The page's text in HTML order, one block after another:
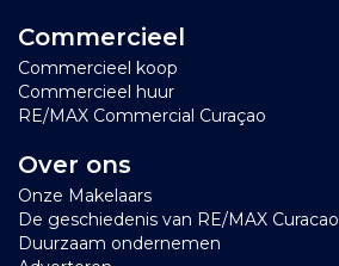
Commercieel
Commercieel koop
Commercieel huur
RE/MAX Commercial Curaçao
Over ons
Onze Makelaars
De geschiedenis van RE/MAX Curacao
Duurzaam ondernemen